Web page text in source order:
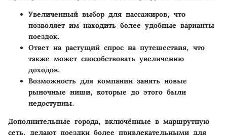
Увеличенный выбор для пассажиров, что
позволяет им находить более удобные варианты
поездок.
Ответ на растущий спрос на путешествия, что
также может способствовать увеличению
доходов.
Возможность для компании занять новые
рыночные ниши, которые до этого были
недоступны.
Дополнительные города, включённые в маршрутную
сеть, делают поездки более привлекательными для